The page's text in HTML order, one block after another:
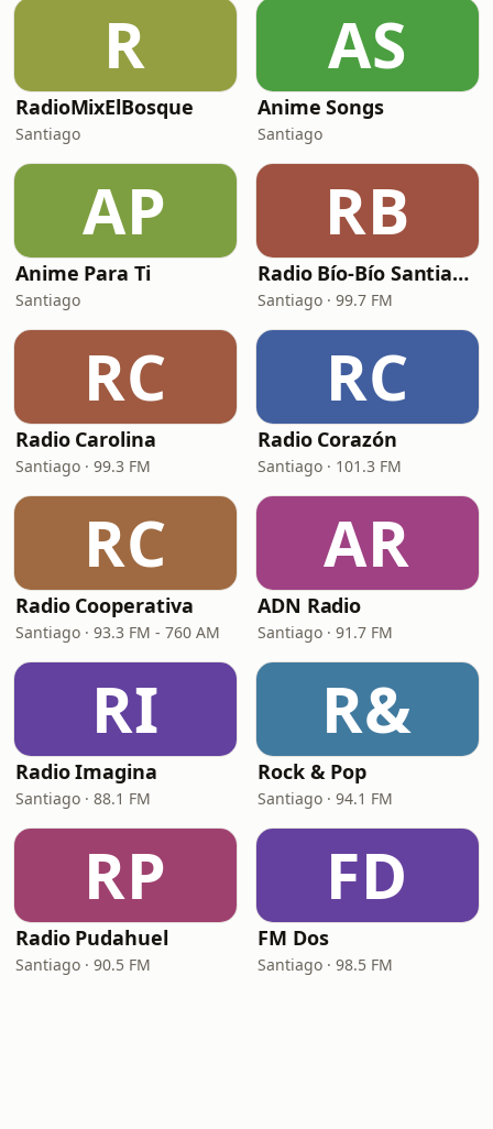
R
RadioMixElBosque
Santiago
AS
Anime Songs
Santiago
AP
Anime Para Ti
Santiago
RB
Radio Bío-Bío Santiago 99.7
Santiago · 99.7 FM
RC
Radio Carolina
Santiago · 99.3 FM
RC
Radio Corazón
Santiago · 101.3 FM
RC
Radio Cooperativa
Santiago · 93.3 FM - 760 AM
AR
ADN Radio
Santiago · 91.7 FM
RI
Radio Imagina
Santiago · 88.1 FM
R&
Rock & Pop
Santiago · 94.1 FM
RP
Radio Pudahuel
Santiago · 90.5 FM
FD
FM Dos
Santiago · 98.5 FM